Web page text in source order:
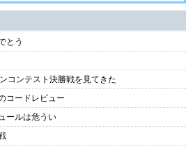
とう
コンテスト決勝戦を見てきた
コードレビュー
ールは危うい